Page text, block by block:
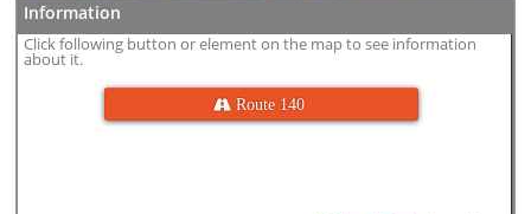
 Route 140
Information
Click following button or element on the map to see information
about it.